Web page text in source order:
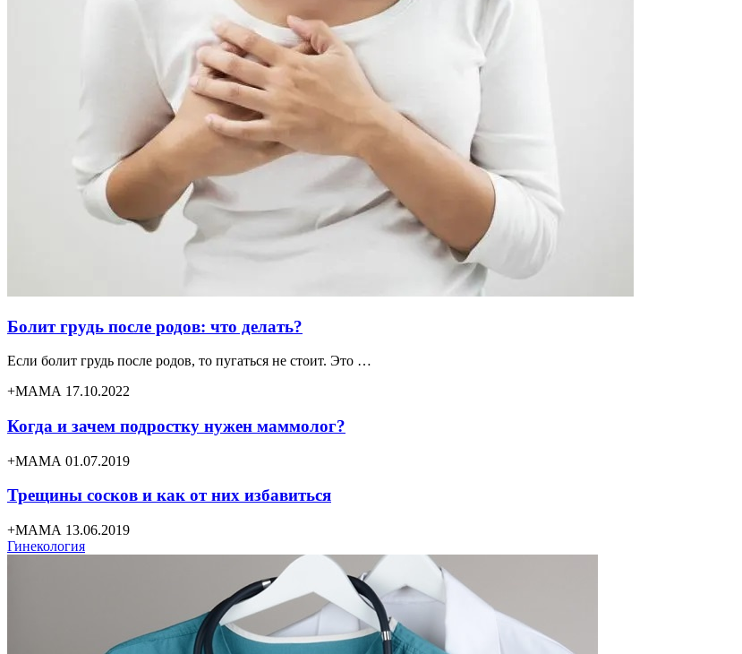
Болит грудь после родов: что делать?
Если болит грудь после родов, то пугаться не стоит. Это …
+МАМА 17.10.2022
Когда и зачем подростку нужен маммолог?
+МАМА 01.07.2019
Трещины сосков и как от них избавиться
+МАМА 13.06.2019
Гинекология